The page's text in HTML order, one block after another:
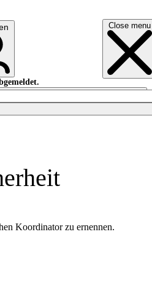
Close menu
Anmelden
Koordinator zu ernennen.